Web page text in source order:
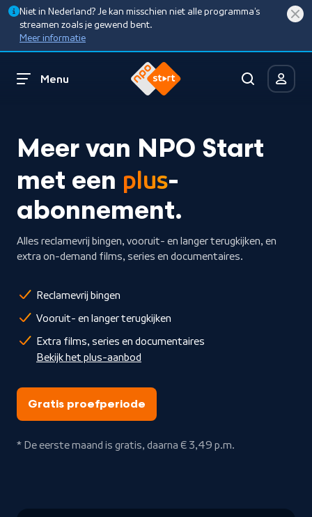
Niet in Nederland? Je kan misschien niet alle programma’s
streamen zoals je gewend bent.
Meer informatie
Menu
Meer van NPO Start
met een plus-
abonnement.
Alles reclamevrij bingen, vooruit- en langer terugkijken, en
extra on-demand films, series en documentaires.
Reclamevrij bingen
Vooruit- en langer terugkijken
Extra films, series en documentaires
Bekijk het plus-aanbod
Gratis proefperiode
* De eerste maand is gratis, daarna € 3,49 p.m.